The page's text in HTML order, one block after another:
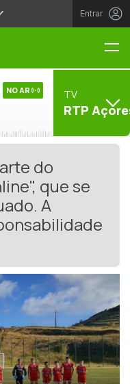
Entrar
NO AR TV
RTP
do
que se
A